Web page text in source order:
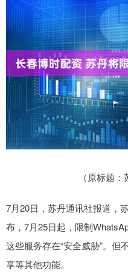
（原标题
7月20日，苏丹通讯社报道，
布，7月25日起，限制
这些服务存在“安全威胁”。但
享等其他功能。